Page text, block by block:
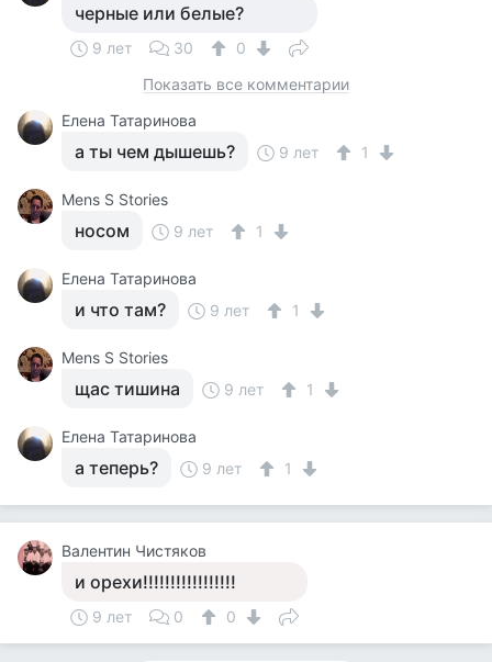
черные или белые?
9 лет 30
0
Показать все комментарии
Елена Татаринова
а ты чем дышешь? 9 лет 1
Mens S Stories
носом 9 лет 1
Елена Татаринова
и что там? 9 лет 1
Mens S Stories
щас тишина 9 лет 1
Елена Татаринова
а теперь? 9 лет 1
Валентин Чистяков
и орехи!!!!!!!!!!!!!!!!!
9 лет 0 0